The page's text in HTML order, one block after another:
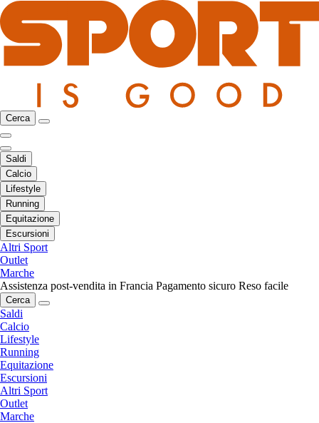
Cerca
Saldi
Calcio
Lifestyle
Running
Equitazione
Escursioni
Altri Sport
Outlet
Marche
Assistenza post-vendita in Francia Pagamento sicuro Reso facile
Cerca
Saldi
Calcio
Lifestyle
Running
Equitazione
Escursioni
Altri Sport
Outlet
Marche